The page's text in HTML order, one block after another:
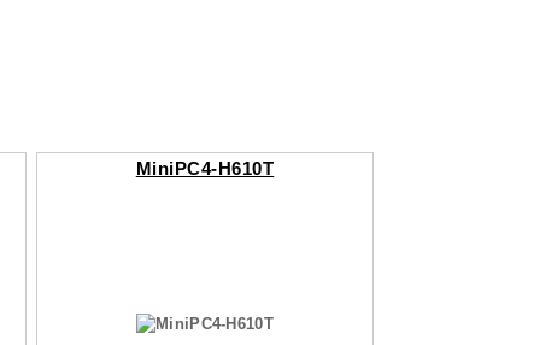
MiniPC4-H610T